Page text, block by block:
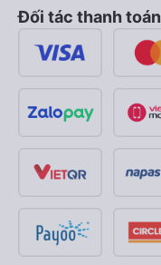
Đối tác thanh toán